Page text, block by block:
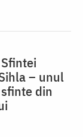
– unul
din